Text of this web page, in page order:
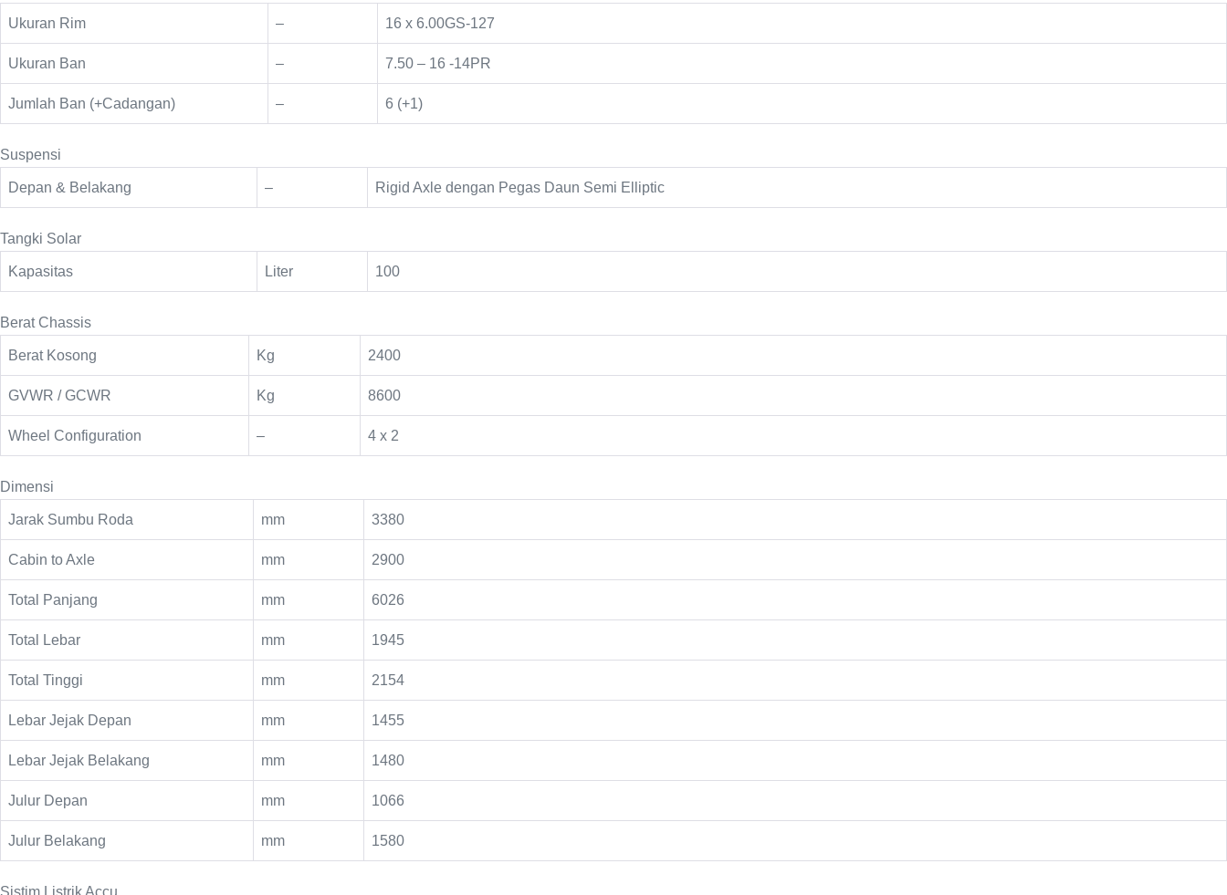
Ukuran Rim – 16 x 6.00GS-127
Ukuran Ban – 7.50 – 16 -14PR
Jumlah Ban (+Cadangan) – 6 (+1)
Suspensi
Depan & Belakang – Rigid Axle dengan Pegas Daun Semi Elliptic
Tangki Solar
Kapasitas Liter 100
Berat Chassis
Berat Kosong Kg 2400
GVWR / GCWR Kg 8600
Wheel Configuration – 4 x 2
Dimensi
Jarak Sumbu Roda mm 3380
Cabin to Axle mm 2900
Total Panjang mm 6026
Total Lebar mm 1945
Total Tinggi mm 2154
Lebar Jejak Depan mm 1455
Lebar Jejak Belakang mm 1480
Julur Depan mm 1066
Julur Belakang mm 1580
Sistim Listrik Accu